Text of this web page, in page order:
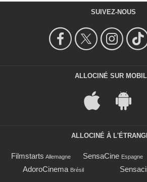
SUIVEZ-NOUS
ALLOCINÉ SUR
ALLOCINÉ À
Filmstarts Allemagne SensaCine Espagne
AdoroCinema Brésil